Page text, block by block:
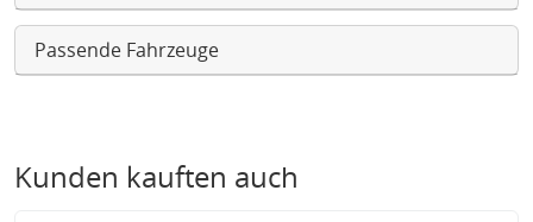
Passende Fahrzeuge
Kunden kauften auch